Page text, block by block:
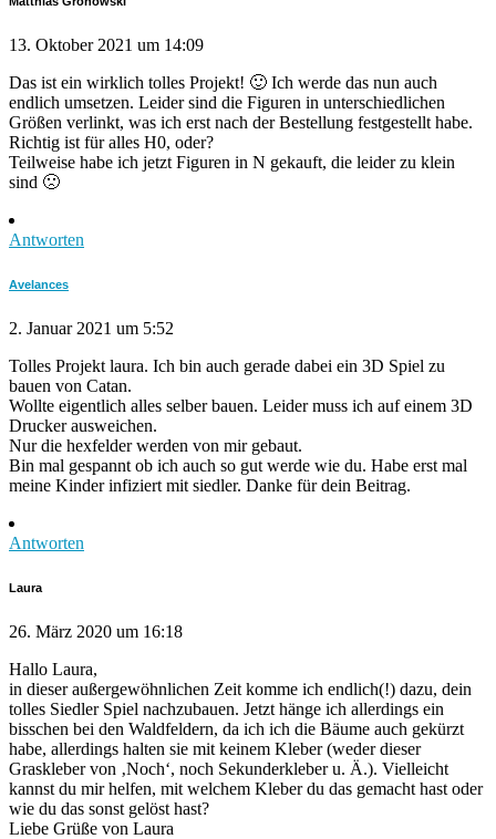
13. Oktober 2021 um 14:09
Das ist ein wirklich tolles Projekt! 🙂 Ich werde das nun auch
endlich umsetzen. Leider sind die Figuren in unterschiedlichen
Größen verlinkt, was ich erst nach der Bestellung festgestellt habe.
Richtig ist für alles H0, oder?
Teilweise habe ich jetzt Figuren in N gekauft, die leider zu klein
sind 🙁
Antworten
Avelances
2. Januar 2021 um 5:52
Tolles Projekt laura. Ich bin auch gerade dabei ein 3D Spiel zu
bauen von Catan.
Wollte eigentlich alles selber bauen. Leider muss ich auf einem 3D
Drucker ausweichen.
Nur die hexfelder werden von mir gebaut.
Bin mal gespannt ob ich auch so gut werde wie du. Habe erst mal
meine Kinder infiziert mit siedler. Danke für dein Beitrag.
Antworten
Laura
26. März 2020 um 16:18
Hallo Laura,
in dieser außergewöhnlichen Zeit komme ich endlich(!) dazu, dein
tolles Siedler Spiel nachzubauen. Jetzt hänge ich allerdings ein
bisschen bei den Waldfeldern, da ich ich die Bäume auch gekürzt
habe, allerdings halten sie mit keinem Kleber (weder dieser
Graskleber von ‚Noch‘, noch Sekunderkleber u. Ä.). Vielleicht
kannst du mir helfen, mit welchem Kleber du das gemacht hast oder
wie du das sonst gelöst hast?
Liebe Grüße von Laura